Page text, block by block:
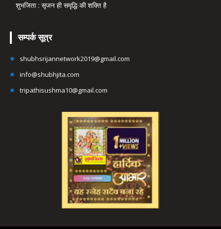
शुभजिता : सृजन ही समृद्धि की शक्ति है
सम्पर्क सूत्र
shubhsrijannetwork2019@gmail.com
info@shubhjita.com
tripathisushma10@gmail.com